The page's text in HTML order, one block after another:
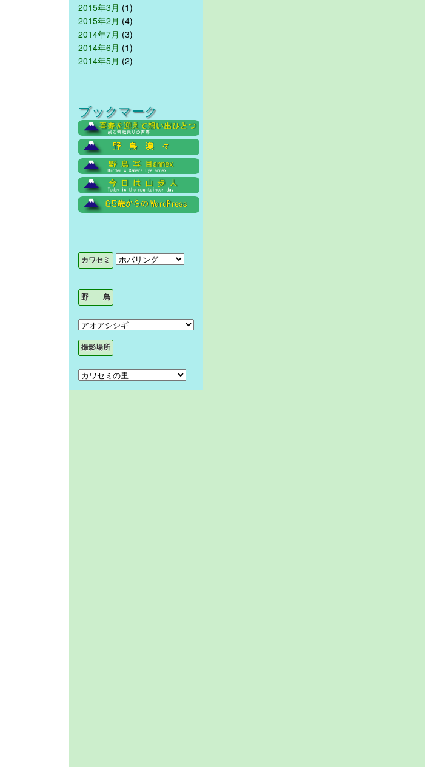
2015年3月 (1)
2015年2月 (4)
2014年7月 (3)
2014年6月 (1)
2014年5月 (2)
ブックマーク